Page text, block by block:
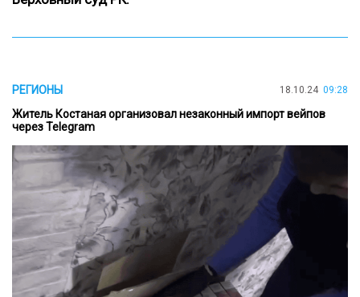
РЕГИОНЫ 18.10.24 09:28
Житель Костаная организовал незаконный импорт вейпов
через Telegram